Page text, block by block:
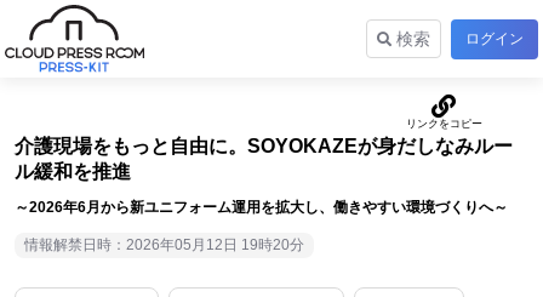
検索 ログイン
介護現場をもっと自由に。SOYOKAZEが身だしなみルー
ル緩和を推進
～2026年6月から新ユニフォーム運用を拡大し、働きやすい環境づくりへ～
情報解禁日時：2026年05月12日 19時20分